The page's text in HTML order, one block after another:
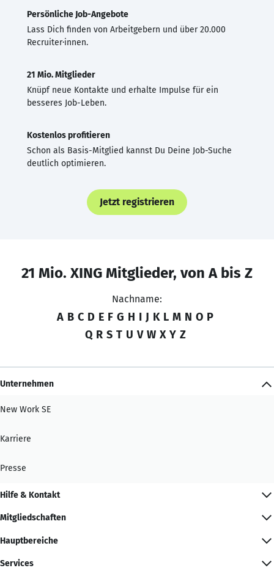
Persönliche Job-Angebote
Lass Dich finden von Arbeitgebern und über 20.000
Recruiter·innen.
21 Mio. Mitglieder
Knüpf neue Kontakte und erhalte Impulse für ein
besseres Job-Leben.
Kostenlos profitieren
Schon als Basis-Mitglied kannst Du Deine Job-Suche
deutlich optimieren.
Jetzt registrieren
21 Mio. XING Mitglieder, von A bis Z
Nachname:
A B C D E F G H I J K L M N O P
Q R S T U V W X Y Z
Unternehmen
New Work SE
Karriere
Presse
Hilfe & Kontakt
Mitgliedschaften
Hauptbereiche
Services